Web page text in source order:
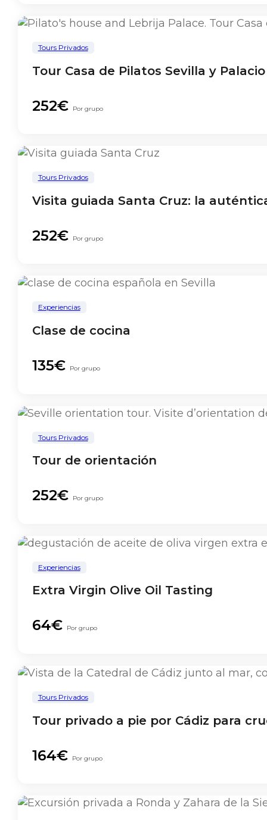
Tours Privados
Tour Casa de Pilatos Sevilla y
252€ Por grupo
Tours Privados
Visita guiada Santa Cruz: la
252€ Por grupo
Experiencias
Clase de cocina
135€ Por grupo
Tours Privados
Tour de orientación
252€ Por grupo
Experiencias
Extra Virgin Olive Oil Tasting
64€ Por grupo
Tours Privados
Tour privado a pie por Cádiz para
164€ Por grupo